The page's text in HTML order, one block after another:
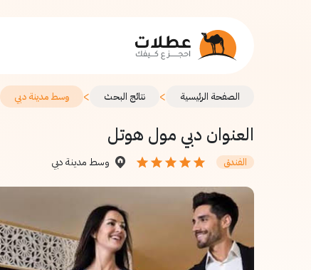
الصفحة الرئيسية > نتائج البحث > وسط مدينة دبي
العنوان دبي مول هوتل
الفندق وسط مدينة دبي